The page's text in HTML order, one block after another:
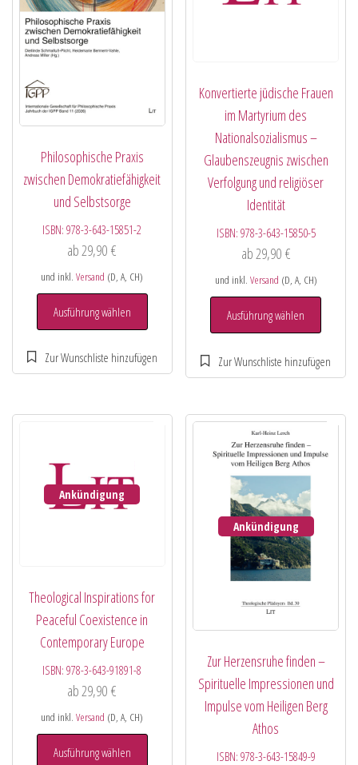
Philosophische Praxis
zwischen Demokratiefähigkeit
und Selbstsorge
ISBN:978-3-643-15851-2
ab29,90€
und inkl.Versand (D, A, CH)
Ausführung wählen
Konvertierte jüdische Frauen
im Martyrium des
Nationalsozialismus –
Glaubenszeugnis zwischen
Verfolgung und religiöser
Identität
ISBN: 978-3-643-15850-5
ab29,90 €
und inkl. Versand (D, A, CH)
Ausführung wählen
Ankündigung
Theological Inspirations for
Peaceful Coexistence in
Contemporary Europe
ISBN:978-3-643-91891-8
ab29,90€
und inkl.Versand (D, A, CH)
Ausführung wählen
Ankündigung
Zur Herzensruhe finden –
Spirituelle Impressionen und
Impulse vom Heiligen Berg
Athos
ISBN: 978-3-643-15849-9